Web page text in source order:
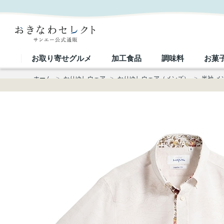
お取り寄せグルメ 加工食品 調味料 お菓
ホーム > かりゆしウェア > かりゆしウェア（メンズ） > 半袖 メ